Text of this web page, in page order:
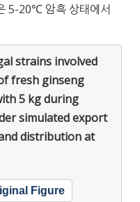
5-20℃ 암흑 상태에서
strains involved
fresh ginseng
5 kg during
simulated export
distribution at
Figure